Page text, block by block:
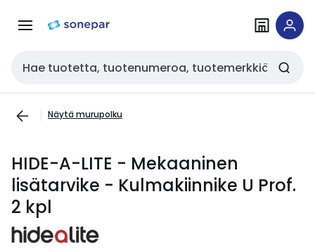
navigointiinsisältöön
Haku
Näytä murupolku
HIDE-A-LITE - Mekaaninen
lisätarvike - Kulmakiinnike U Prof.
2 kpl